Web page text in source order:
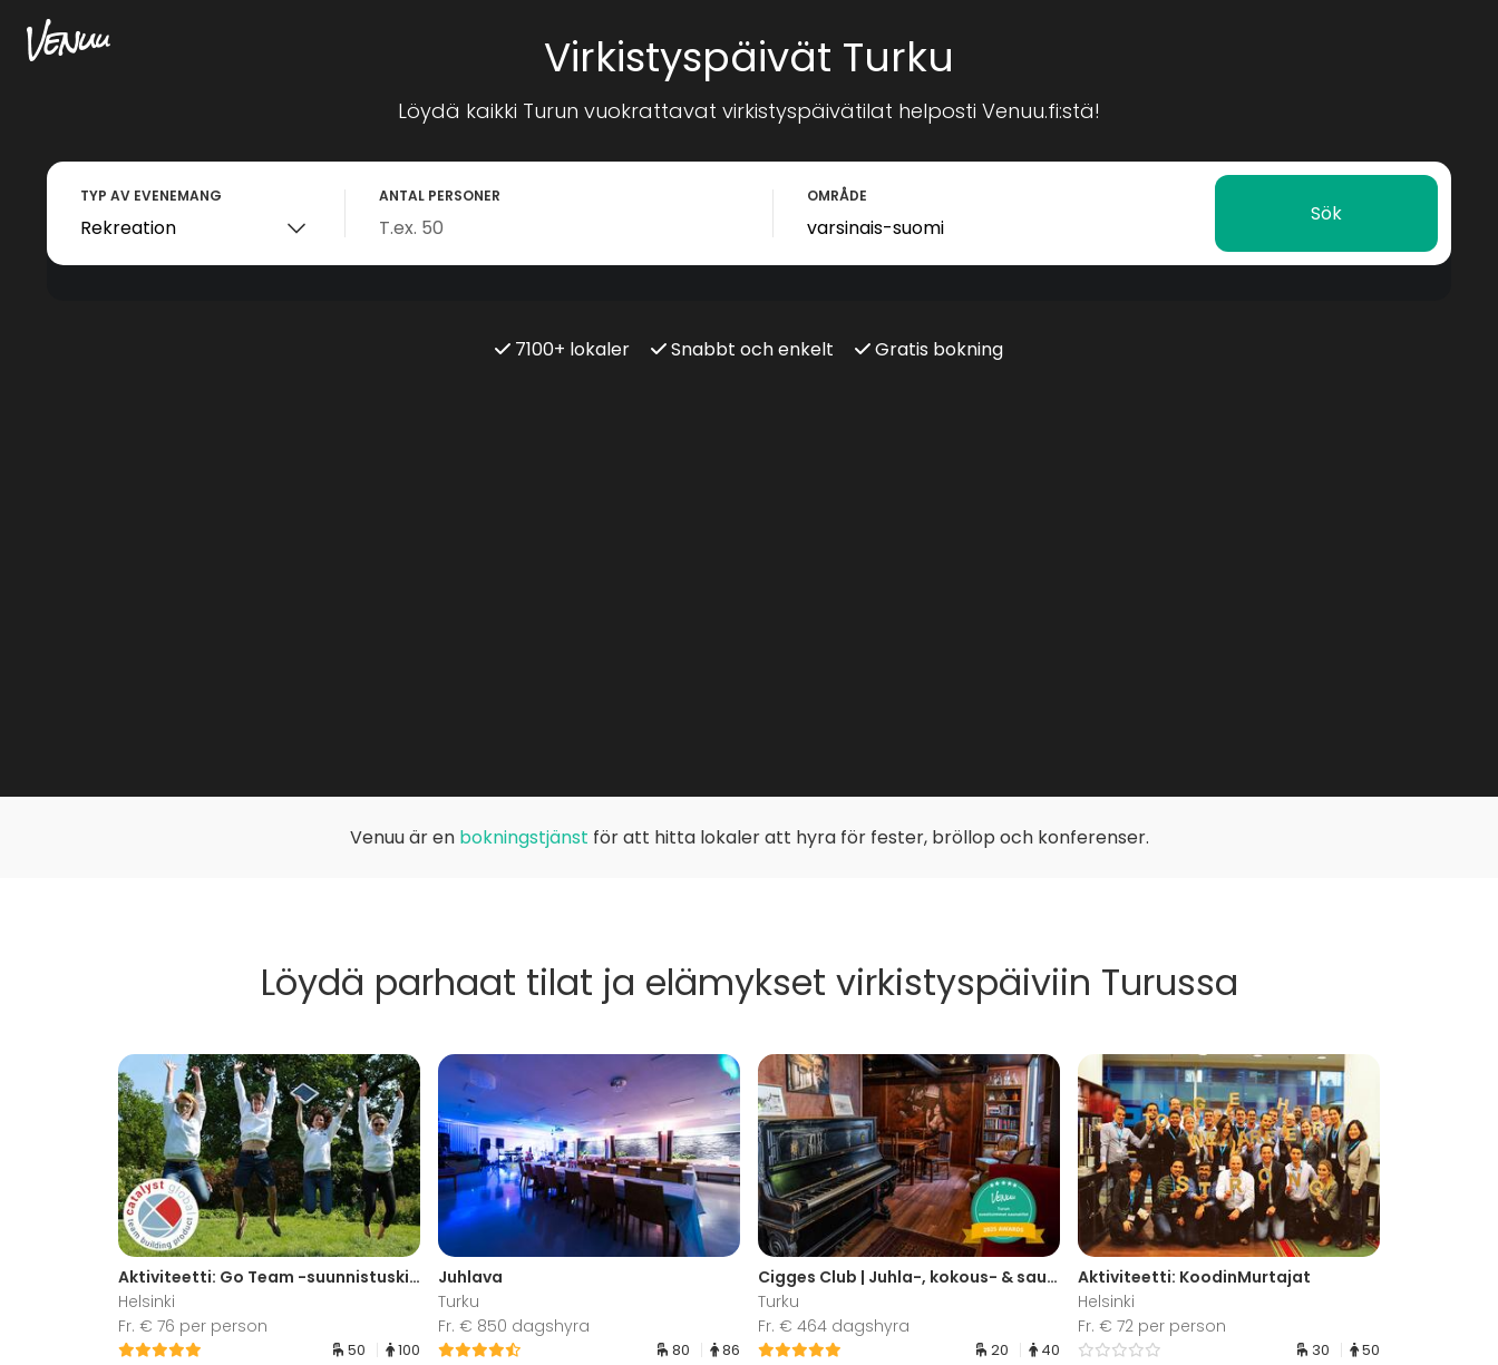
Virkistyspäivät Turku
Löydä kaikki Turun vuokrattavat virkistyspäivätilat helposti Venuu.fi:stä!
TYP AV EVENEMANG ANTAL PERSONER OMRÅDE
Sök
7100+ lokaler Snabbt och enkelt Gratis bokning
Venuu är en bokningstjänst för att hitta lokaler att hyra för fester, bröllop och konferenser.
Löydä parhaat tilat ja elämykset virkistyspäiviin Turussa
Aktiviteetti: Go Team -suunnistuskisa
Helsinki
Fr. € 76 per person
50 100
Juhlava
Turku
Fr. € 850 dagshyra
80 86
Cigges Club | Juhla-, kokous- & saunatila
Turku
Fr. € 464 dagshyra
20 40
Aktiviteetti: KoodinMurtajat
Helsinki
Fr. € 72 per person
30 50